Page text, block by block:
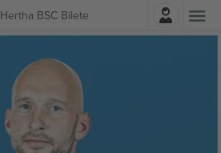
Hertha BSC Bilete
Autentificare